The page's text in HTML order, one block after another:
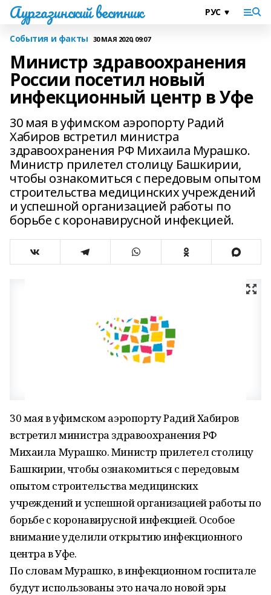
Аургазинский вестник
События и факты 30 МАЯ 2020, 09:07
Министр здравоохранения
России посетил новый
инфекционный центр в Уфе
30 мая в уфимском аэропорту Радий
Хабиров встретил министра
здравоохранения РФ Михаила Мурашко.
Министр прилетел столицу Башкирии,
чтобы ознакомиться с передовым опытом
строительства медицинских учреждений
и успешной организацией работы по
борьбе с коронавирусной инфекцией.
30 мая в уфимском аэропорту Радий Хабиров
встретил министра здравоохранения РФ
Михаила Мурашко. Министр прилетел столицу
Башкирии, чтобы ознакомиться с передовым
опытом строительства медицинских
учреждений и успешной организацией работы по
борьбе с коронавирусной инфекцией. Особое
внимание уделили открытию инфекционного
центра в Уфе.
По словам Мурашко, в инфекционном госпитале
будут использованы это начало новой эры